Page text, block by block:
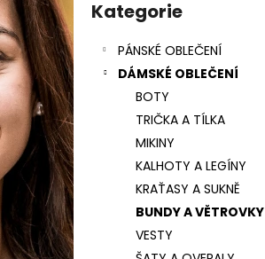
t
r
a
n
n
í
p
a
n
Přeskočit
kategorie
Kategorie
PÁNSKÉ OBLEČENÍ
DÁMSKÉ OBLEČENÍ
BOTY
TRIČKA A TÍLKA
MIKINY
KALHOTY A LEGÍNY
KRAŤASY A SUKNĚ
BUNDY A VĚTROVKY
VESTY
FORCE LOOK FLUO
99 Kč
Původně: 179 Kč